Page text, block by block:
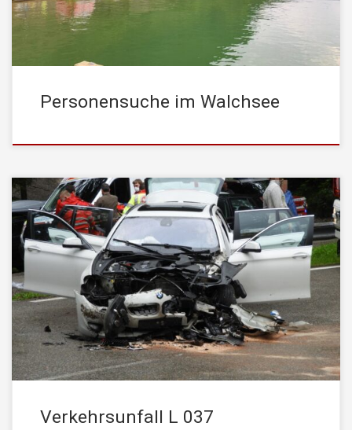
Personensuche im Walchsee
Am Samstag, den 18. Juli 2020, wurde die STADTFEUERWEHR
Kufstein mittels stiller Alarmierung von der Leitstelle Tirol zu
einem Verkehrsunfall alarmiert. Der Anhänger einer
landwirtschaftlichen Zugmaschine war aus bisher unbekannten
Gründen vor einer Rechtskurve auf die Gegenfahrbahn geraten.
Ein entgegenkommender PKW konnte nicht mehr ausweichen
und prallte frontal in den […]
Verkehrsunfall L 037